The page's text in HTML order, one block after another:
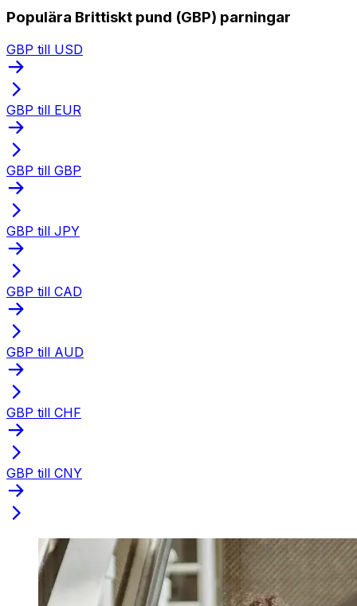
Populära Brittiskt pund (GBP) parningar
GBP till USD
GBP till EUR
GBP till GBP
GBP till JPY
GBP till CAD
GBP till AUD
GBP till CHF
GBP till CNY